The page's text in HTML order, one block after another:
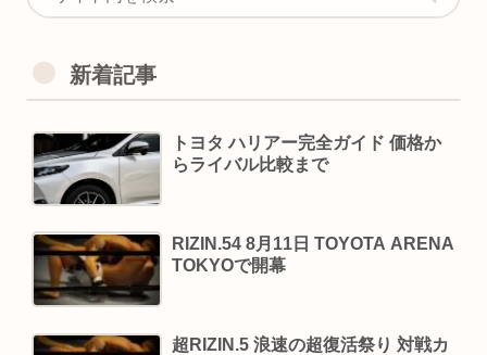
新着記事
トヨタ ハリアー完全ガイド 価格か
らライバル比較まで
RIZIN.54 8月11日 TOYOTA ARENA
TOKYOで開幕
超RIZIN.5 浪速の超復活祭り 対戦カ